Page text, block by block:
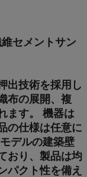
セメントサン
出技術を採用し
布の展開、複
ます。 機器は
の仕様は任意に
デルの建築壁
おり、製品は均
パクト性を備え